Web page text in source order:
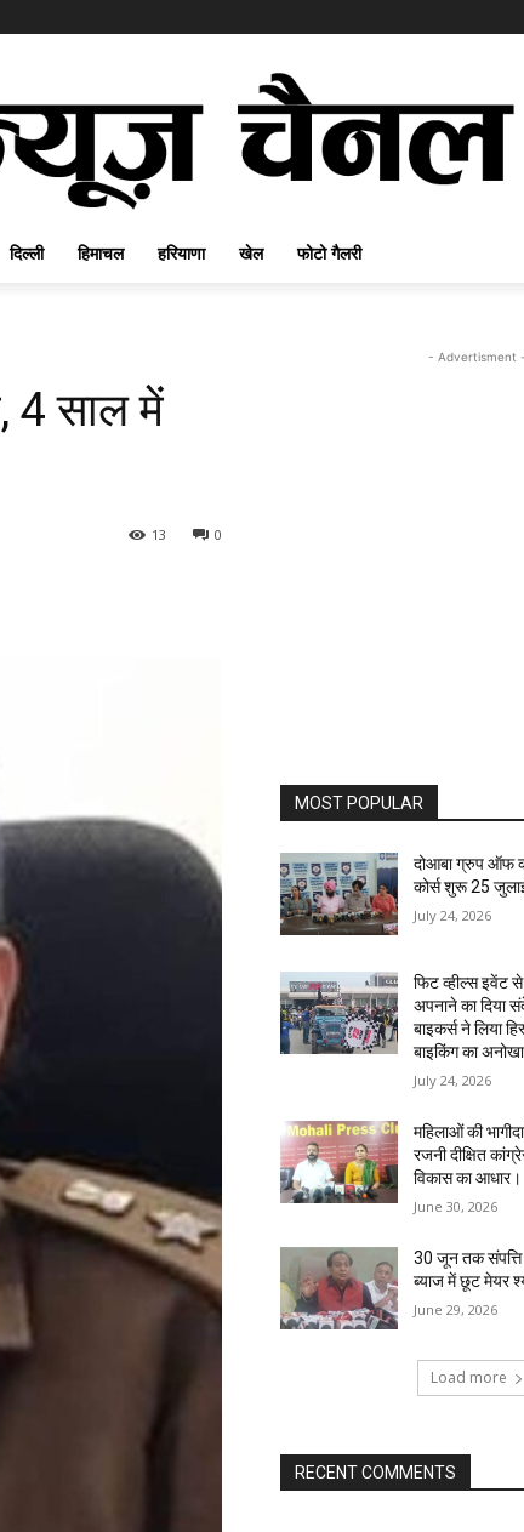
दिल्ली हिमाचल हरियाणा खेल फोटो गैलरी
4 साल में
0
13
- Advertisment -
MOST POPULAR
दोआबा ग्रुप ऑफ
कोर्स शुरू 25
July 24, 2026
फिट व्हील्स इवेंट
अपनाने का दिया
बाइकर्स ने लिया
बाइकिंग का
July 24, 2026
महिलाओं की
रजनी दीक्षित
विकास का आधार।
June 30, 2026
30 जून तक संपत्ति
ब्याज में छूट मेयर
June 29, 2026
Load more
RECENT COMMENTS